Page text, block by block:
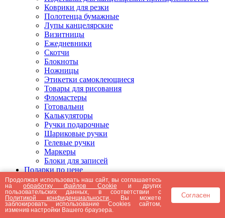
Коврики для резки
Полотенца бумажные
Лупы канцелярские
Визитницы
Ежедневники
Скотчи
Блокноты
Ножницы
Этикетки самоклеющиеся
Товары для рисования
Фломастеры
Готовальни
Калькуляторы
Ручки подарочные
Шариковые ручки
Гелевые ручки
Маркеры
Блоки для записей
Подарки по цене
Подарки от 5000 рублей
Подарки до 5000 рублей
Подарки до 3000 рублей
Подарки до 2000 рублей
Подарки до 1000 рублей
Продолжая использовать наш сайт, вы соглашаетесь
наобработку файлов Cookie и других
пользовательских данных, в соответствии с
Политикой конфиденциальности . Вы можете
заблокировать использование Cookies сайтом,
изменив настройки Вашего браузера.
Согласен